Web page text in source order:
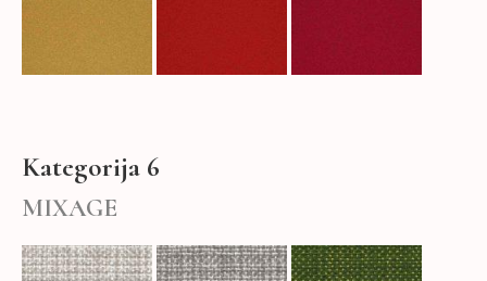
Kategorija 6
MIXAGE